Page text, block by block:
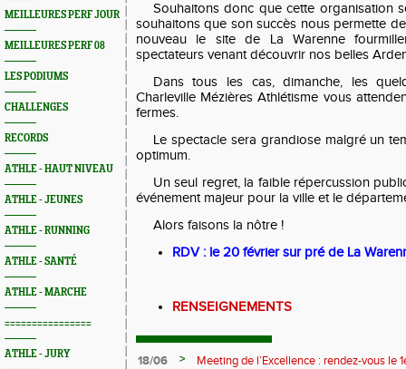
MEILLEURES PERF JOUR
MEILLEURES PERF 08
LES PODIUMS
CHALLENGES
RECORDS
ATHLE - HAUT NIVEAU
ATHLE - JEUNES
ATHLE - RUNNING
ATHLE - SANTÉ
ATHLE - MARCHE
================
ATHLE - JURY
Souhaitons donc que cette organisation
souhaitons que son succès nous permette
nouveau le site de La Warenne
spectateurs venant découvrir nos belles
Dans tous les cas, dimanche, les
Charleville Mézières Athlétisme vous
fermes.
Le spectacle sera grandiose malgré un
optimum.
Un seul regret, la faible répercussion
événement majeur pour la ville et le
Alors faisons la nôtre !
RDV : le 20 février sur pré de La
RENSEIGNEMENTS
18/06 >
Meeting de l’Excellence : rendez-vous le